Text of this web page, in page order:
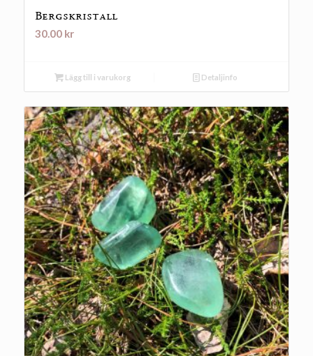
Bergskristall
30.00 kr
Lägg till i varukorg Detaljinfo